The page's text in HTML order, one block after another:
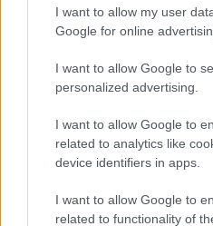
I want to allow my user
Google for online
I want to allow Google to
personalized advertising.
I want to allow Google to
related to analytics like
device identifiers in apps.
I want to allow Google to
related to functionality of
russa pagherà
Kiev ha colto l’occasione
sistemi di difesa aerea e
ritardo significa più vite
Attenzione anche agli
sono rimaste uccise, tra
anni, nell’attacco sferrato
Zaporizhzhia.